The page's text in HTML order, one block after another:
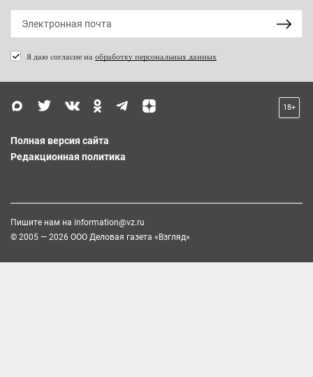
Я даю согласие на обработку персональных данных
18+
Полная версия сайта
Редакционная политика
Пишите нам на information@vz.ru
© 2005 — 2026 ООО Деловая газета «Взгляд»